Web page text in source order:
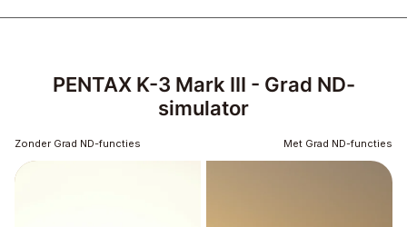
PENTAX K-3 Mark III - Grad ND-
simulator
Zonder Grad ND-functies Met Grad ND-functies